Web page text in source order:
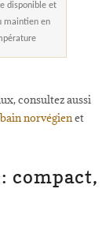
disponible et
maintien en
consultez aussi
bain norvégienet
compact,